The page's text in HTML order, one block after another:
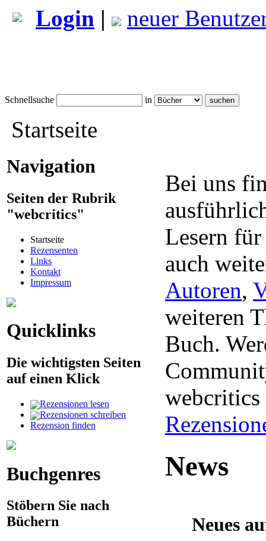
Login | neuer
Schnellsuche in
Startseite
Navigation
Seiten der Rubrik
"webcritics"
Startseite
Rezensenten
Links
Kontakt
Impressum
Quicklinks
Die wichtigsten Seiten
auf einen Klick
Rezensionen lesen
Rezensionen schreiben
Rezension finden
Buchgenres
Stöbern Sie nach
Büchern
Bei uns
Lesern für
auch
Autoren,
weiteren
Buch.
News
Neues